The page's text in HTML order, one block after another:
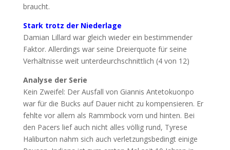
braucht.
Stark trotz der Niederlage
Damian Lillard war gleich wieder ein bestimmender
Faktor. Allerdings war seine Dreierquote für seine
Verhältnisse weit unterdeurchschnittlich (4 von 12)
Analyse der Serie
Kein Zweifel: Der Ausfall von Giannis Antetokuonpo
war für die Bucks auf Dauer nicht zu kompensieren. Er
fehlte vor allem als Rammbock vorn und hinten. Bei
den Pacers lief auch nicht alles völlig rund, Tyrese
Haliburton nahm sich auch verletzungsbedingt einige